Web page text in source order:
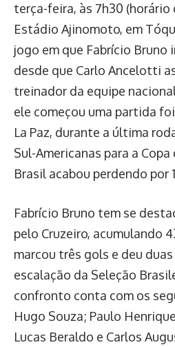
terça-feira, às 7h30 (horário
Estádio Ajinomoto, em
jogo em que Fabrício
desde que Carlo Ancelotti
treinador da equipe
ele começou uma partida
La Paz, durante a última
Sul-Americanas para a
Brasil acabou perdendo por
Fabrício Bruno tem se
pelo Cruzeiro, acumulando
marcou três gols e deu
escalação da Seleção
confronto conta com os
Hugo Souza; Paulo
Lucas Beraldo e Carlos